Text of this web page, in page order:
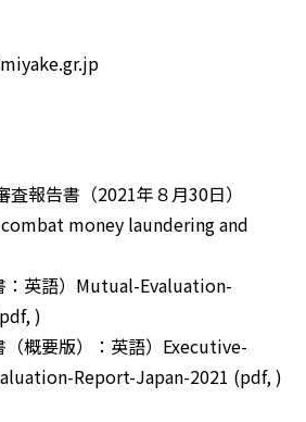
査報告書（2021年８月30日）
combat money laundering and
：英語）Mutual-Evaluation-
)
（概要版）：英語）Executive-
Report-Japan-2021 (pdf, )